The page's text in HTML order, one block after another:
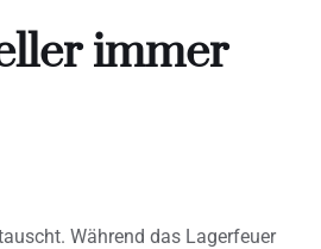
immer
Während das Lagerfeuer